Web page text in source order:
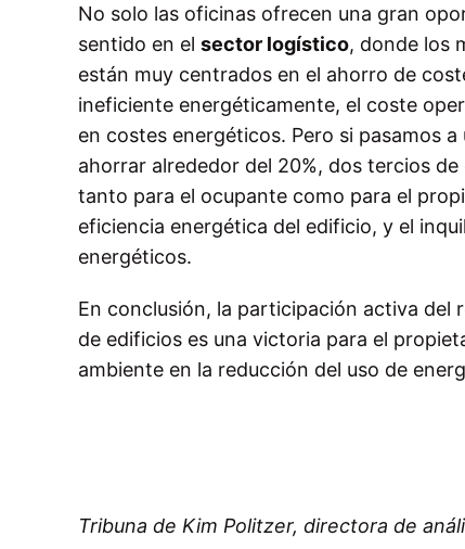
No solo las oficinas ofrecen una gran
sentido en el sector logístico, donde los
están muy centrados en el ahorro de
ineficiente energéticamente, el coste
en costes energéticos. Pero si pasamos
ahorrar alrededor del 20%, dos tercios
tanto para el ocupante como para el
eficiencia energética del edificio, y el
energéticos.
En conclusión, la participación activa del
de edificios es una victoria para el
ambiente en la reducción del uso de
Tribuna de Kim Politzer, directora de